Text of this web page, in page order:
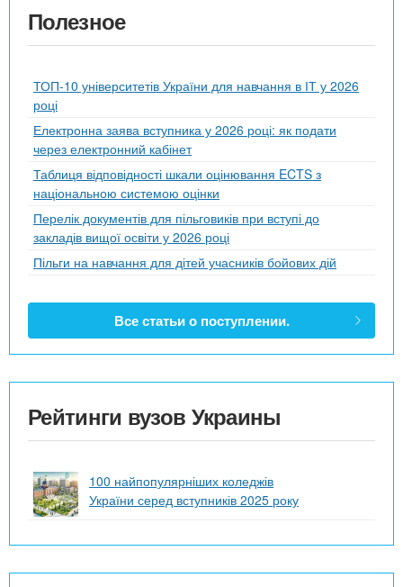
Полезное
ТОП-10 університетів України для навчання в ІТ у 2026
році
Електронна заява вступника у 2026 році: як подати
через електронний кабінет
Таблиця відповідності шкали оцінювання ECTS з
національною системою оцінки
Перелік документів для пільговиків при вступі до
закладів вищої освіти у 2026 році
Пільги на навчання для дітей учасників бойових дій
Все статьи о поступлении.
Рейтинги вузов Украины
100 найпопулярніших коледжів
України серед вступників 2025 року